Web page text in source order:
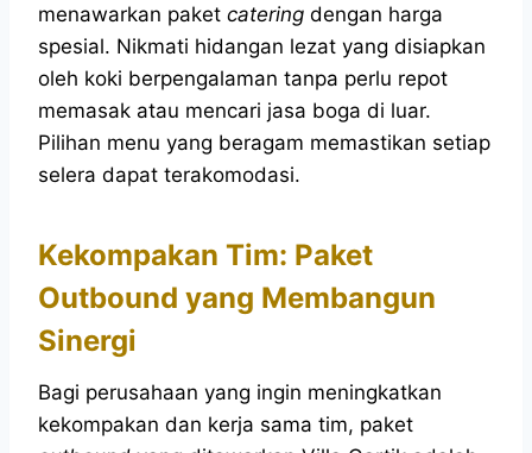
menawarkan paket catering dengan harga
spesial. Nikmati hidangan lezat yang disiapkan
oleh koki berpengalaman tanpa perlu repot
memasak atau mencari jasa boga di luar.
Pilihan menu yang beragam memastikan setiap
selera dapat terakomodasi.
Kekompakan Tim: Paket
Outbound yang Membangun
Sinergi
Bagi perusahaan yang ingin meningkatkan
kekompakan dan kerja sama tim, paket